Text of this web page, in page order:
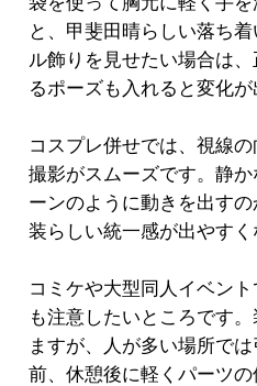
と、甲斐田晴らしい落ち
ル飾りを見せたい場合は
るポーズも入れると変化
コスプレ併せでは、視線
撮影がスムーズです。静
ーンのように動きを出す
装らしい統一感が出やす
コミケや大型同人イベン
も注意したいところです
ますが、人が多い場所で
前、休憩後に軽くパーツ